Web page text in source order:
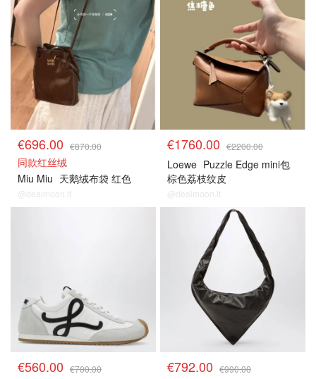
€696.00 €870.00
同款红丝绒
Miu Miu 天鹅绒布袋 红色
@dealmoon.it
€1760.00 €2200.00
Loewe Puzzle Edge mini包
棕色荔枝纹皮
@dealmoon.it
€560.00 €700.00 €792.00 €990.00